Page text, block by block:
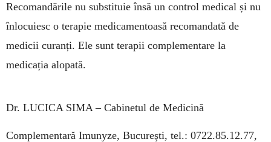
Recomandările nu substituie însă un control medical și nu
înlocuiesc o terapie medicamentoasă recomandată de
medicii curanți. Ele sunt terapii complementare la
medicația alopată.
Dr. LUCICA SIMA – Cabinetul de Medicină
Complementară Imunyze, Bucureşti, tel.: 0722.85.12.77,